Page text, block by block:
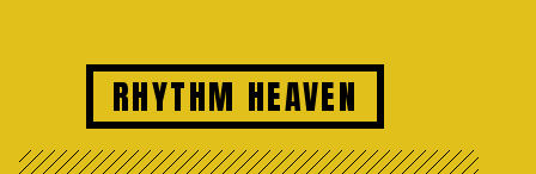
RHYTHM HEAVEN